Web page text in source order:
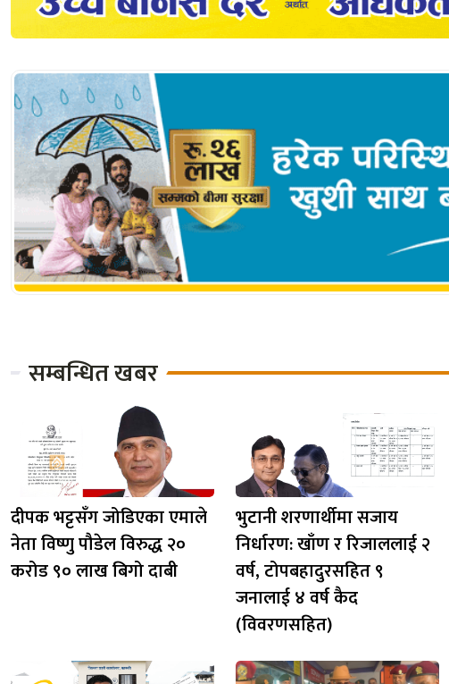
सम्बन्धित खबर
दीपक भट्टसँग जोडिएका एमाले
नेता विष्णु पौडेल विरुद्ध २०
करोड ९० लाख बिगो दाबी
भुटानी शरणार्थीमा सजाय
निर्धारण: खाँण र रिजाललाई २
वर्ष, टोपबहादुरसहित ९
जनालाई ४ वर्ष कैद
(विवरणसहित)